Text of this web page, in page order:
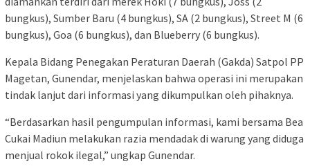
bungkus), Sumber Baru (4 bungkus), SA (2 bungkus), Street M (6
bungkus), Goa (6 bungkus), dan Blueberry (6 bungkus).
Kepala Bidang Penegakan Peraturan Daerah (Gakda) Satpol PP
Magetan, Gunendar, menjelaskan bahwa operasi ini merupakan
tindak lanjut dari informasi yang dikumpulkan oleh pihaknya.
“Berdasarkan hasil pengumpulan informasi, kami bersama Bea
Cukai Madiun melakukan razia mendadak di warung yang diduga
menjual rokok ilegal,” ungkap Gunendar.